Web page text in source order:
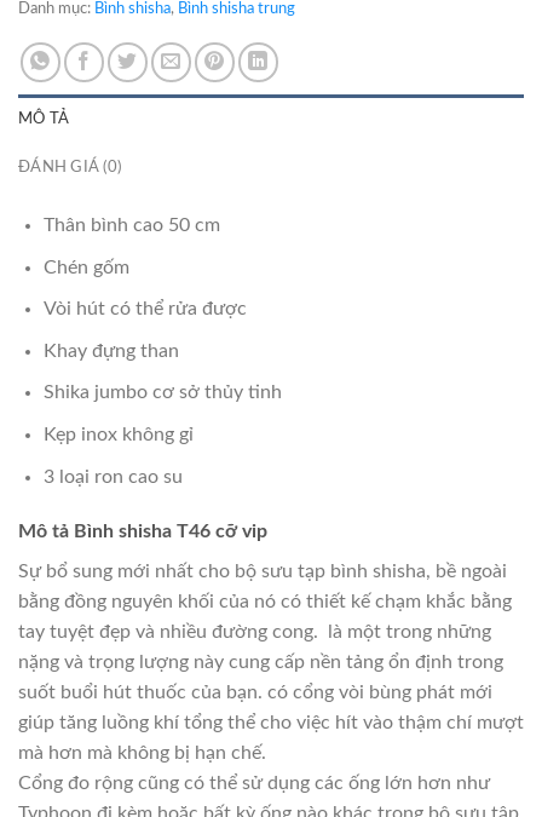
Danh mục: Bình shisha, Bình shisha trung
MÔ TẢ
ĐÁNH GIÁ (0)
Thân bình cao 50 cm
Chén gốm
Vòi hút có thể rửa được
Khay đựng than
Shika jumbo cơ sở thủy tinh
Kẹp inox không gỉ
3 loại ron cao su
Mô tả Bình shisha T46 cỡ vip
Sự bổ sung mới nhất cho bộ sưu tạp bình shisha, bề ngoài
bằng đồng nguyên khối của nó có thiết kế chạm khắc bằng
tay tuyệt đẹp và nhiều đường cong. là một trong những
nặng và trọng lượng này cung cấp nền tảng ổn định trong
suốt buổi hút thuốc của bạn. có cổng vòi bùng phát mới
giúp tăng luồng khí tổng thể cho việc hít vào thậm chí mượt
mà hơn mà không bị hạn chế.
Cổng đo rộng cũng có thể sử dụng các ống lớn hơn như